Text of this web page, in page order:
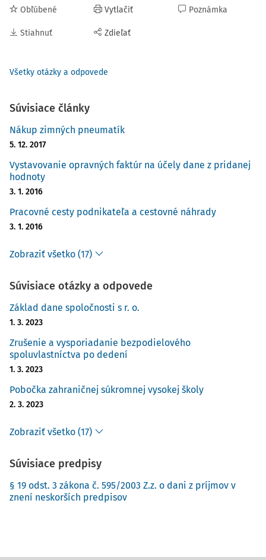
Obľúbené
Stiahnuť
Vytlačiť
Zdieľať
Poznámka
Všetky otázky a odpovede
Súvisiace články
Nákup zimných pneumatík
5. 12. 2017
Vystavovanie opravných faktúr na účely dane z pridanej
hodnoty
3. 1. 2016
Pracovné cesty podnikateľa a cestovné náhrady
3. 1. 2016
Zobraziť všetko (17)
Súvisiace otázky a odpovede
Základ dane spoločnosti s r. o.
1. 3. 2023
Zrušenie a vysporiadanie bezpodielového
spoluvlastníctva po dedení
1. 3. 2023
Pobočka zahraničnej súkromnej vysokej školy
2. 3. 2023
Zobraziť všetko (17)
Súvisiace predpisy
§ 19 odst. 3 zákona č. 595/2003 Z.z. o dani z príjmov v
znení neskorších predpisov